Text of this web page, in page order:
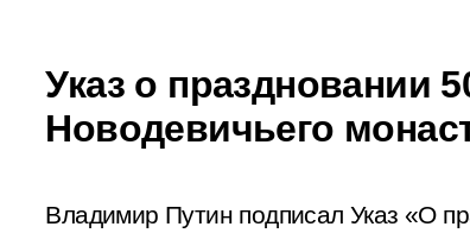
Указ о праздновании
Новодевичьего
Владимир Путин подписал Указ «О